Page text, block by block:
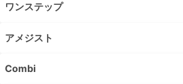
ワンステップ
アメジスト
Combi